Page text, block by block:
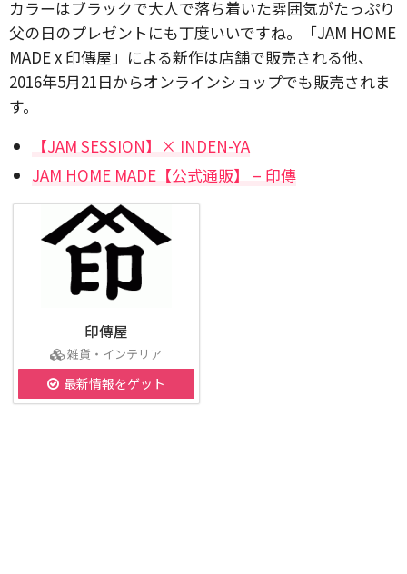
カラーはブラックで大人で落ち着いた雰囲気がたっぷり
父の日のプレゼントにも丁度いいですね。「JAM HOME
MADE x 印傳屋」による新作は店舗で販売される他、
2016年5月21日からオンラインショップでも販売されま
す。
【JAM SESSION】× INDEN-YA
JAM HOME MADE【公式通販】 – 印傳
印傳屋
雑貨・インテリア
最新情報をゲット